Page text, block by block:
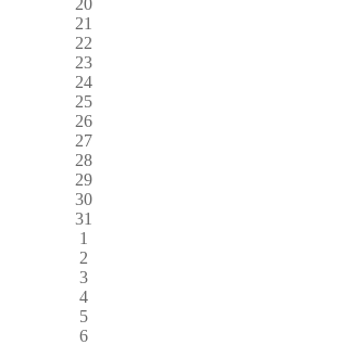
21
22
23
24
25
26
27
28
29
30
31
1
2
3
4
5
6